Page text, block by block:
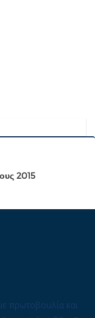
2015
πρωτοβουλία και